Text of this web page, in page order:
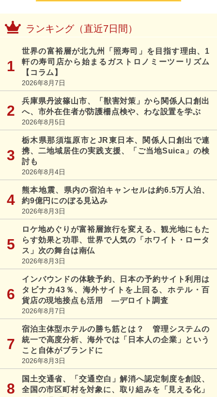
ランキング（直近7日間）
世界の富裕層が北九州「照寿司」を目指す理由、1
軒の寿司店から始まるガストロノミーツーリズム
【コラム】
2026年8月7日
兵庫県丹波篠山市、「獣害対策」から関係人口創出
へ、市外在住者が防護柵点検や、わな設置を学ぶ
2026年8月5日
栃木県那須塩原市とJR東日本、関係人口創出で連
携、二地域居住の実践支援、「ご当地Suica」の検
討も
2026年8月4日
熊本地震、県内の宿泊キャンセルは約6.5万人泊、
約9億円にのぼる見込み
2026年8月3日
ロケ地めぐりが富裕層旅行を変える、観光地にもた
らす効果と功罪、世界で人気の「ホワイト・ロータ
ス」次の舞台は南仏
2026年8月3日
インバウンドの体験予約、日本の予約サイト利用は
タビナカ43％、海外サイトを上回る、ホテル・百
貨店の現地接点も活用 ―デロイト調査
2026年8月7日
宿泊主体型ホテルの勝ち筋とは？ 管理システムの
統一で高度分析、海外では「日本人の企業」という
こと自体がブランドに
2026年8月3日
国土交通省、「交通空白」解消へ認定制度を創設、
全国の市区町村を対象に、取り組みを「見える化」